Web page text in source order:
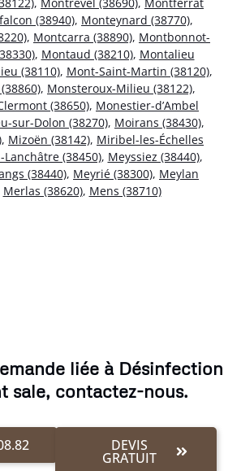
(38940), Monteynard (38770),
, Montcarra (38890), Montbonnot-
, Montaud (38210), Montalieu
(38110), Mont-Saint-Martin (38120),
, Monsteroux-Milieu (38122),
(38650), Monestier-d’Ambel
sur-Dolon (38270), Moirans (38430),
, Mizoën (38142), Miribel-les-Échelles
(38450), Meyssiez (38440),
(38440), Meyrié (38300), Meylan
Merlas (38620), Mens (38710)
liée à Désinfection
sale, contactez-nous.
DEVIS
GRATUIT